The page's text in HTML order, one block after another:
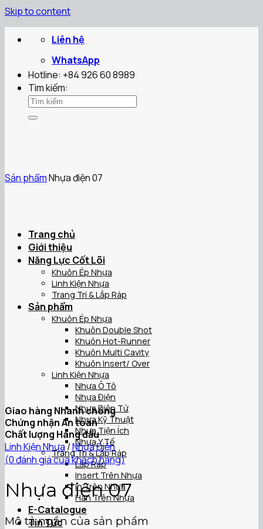
Skip to content
Liên hệ
WhatsApp
Hotline: +84 926 60 8989
Tìm kiếm:
Trang chủ
Giới thiệu
Năng Lực Cốt Lõi
Khuôn Ép Nhựa
Linh Kiện Nhựa
Trang Trí & Lắp Ráp
Sản phẩm
Khuôn Ép Nhựa
Khuôn Double Shot
Khuôn Hot-Runner
Khuôn Multi Cavity
Khuôn Insert/ Over
Linh Kiện Nhựa
Nhựa Ô Tô
Nhựa Điện
Nhựa Điện Tử
Nhựa Kỹ Thuật
Nhựa Tiện Ích
Nhựa Y Tế
Trang Trí & Lắp Ráp
Lắp Ráp
Insert Trên Nhựa
In Trên Nhựa
Hàn Trên Nhựa
E-Catalogue
Tin Tức
Sản phẩmNhựa điện 07
Giao hàng Nhanh chóng
Chứng nhận An toàn
Chất lượng Hàng đầu
Linh Kiện Nhựa/Nhựa Điện
(0đánh giá của khách hàng)
Nhựa điện 07
Mô tả ngắn của sản phẩm